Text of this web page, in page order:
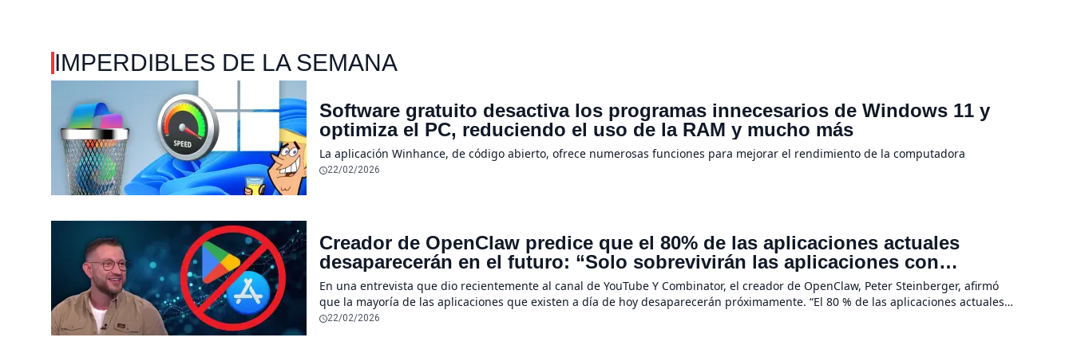
IMPERDIBLES DE LA SEMANA
Software gratuito desactiva los programas innecesarios de Windows 11 y
optimiza el PC, reduciendo el uso de la RAM y mucho más
La aplicación Winhance, de código abierto, ofrece numerosas funciones para mejorar el rendimiento de la computadora
22/02/2026
Creador de OpenClaw predice que el 80% de las aplicaciones actuales
desaparecerán en el futuro: “Solo sobrevivirán las aplicaciones con
sensores únicos o conexiones especiales a hardware
En una entrevista que dio recientemente al canal de YouTube Y Combinator, el creador de OpenClaw, Peter Steinberger, afirmó
que la mayoría de las aplicaciones que existen a día de hoy desaparecerán próximamente. “El 80 % de las aplicaciones actuales
desaparecerán por completo”, declaró Steinberger, quien asegura que la revolución de la IA no se […]
22/02/2026